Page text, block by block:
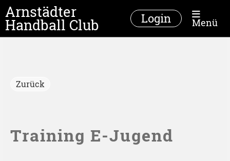
Arnstädter
Handball Club Login Menü
Zurück
Training E-Jugend